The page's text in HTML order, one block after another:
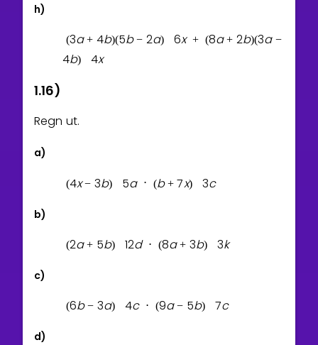
h)
(3a + 4b)(5b − 2a) 6x + (8a + 2b)(3a −
4b) 4x
1.16)
Regn ut.
a)
(4x − 3b) 5a ⋅ (b + 7x) 3c
b)
(2a + 5b) 12d ⋅ (8a + 3b) 3k
c)
(6b − 3a) 4c ⋅ (9a − 5b) 7c
d)